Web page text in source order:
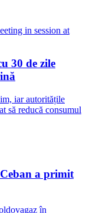
30 de zile
iar autoritățile
să reducă consumul
a primit
în